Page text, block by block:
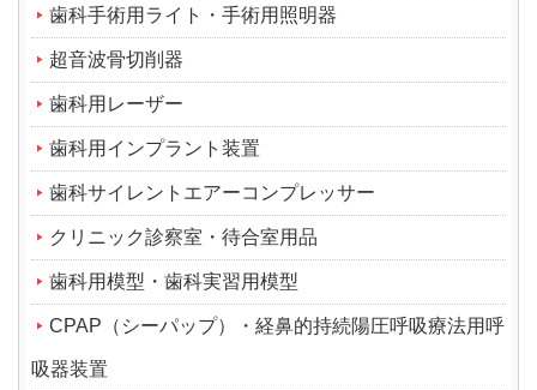
歯科手術用ライト・手術用照明器
超音波骨切削器
歯科用レーザー
歯科用インプラント装置
歯科サイレントエアーコンプレッサー
クリニック診察室・待合室用品
歯科用模型・歯科実習用模型
CPAP（シーパップ）・経鼻的持続陽圧呼吸療法用呼
吸器装置